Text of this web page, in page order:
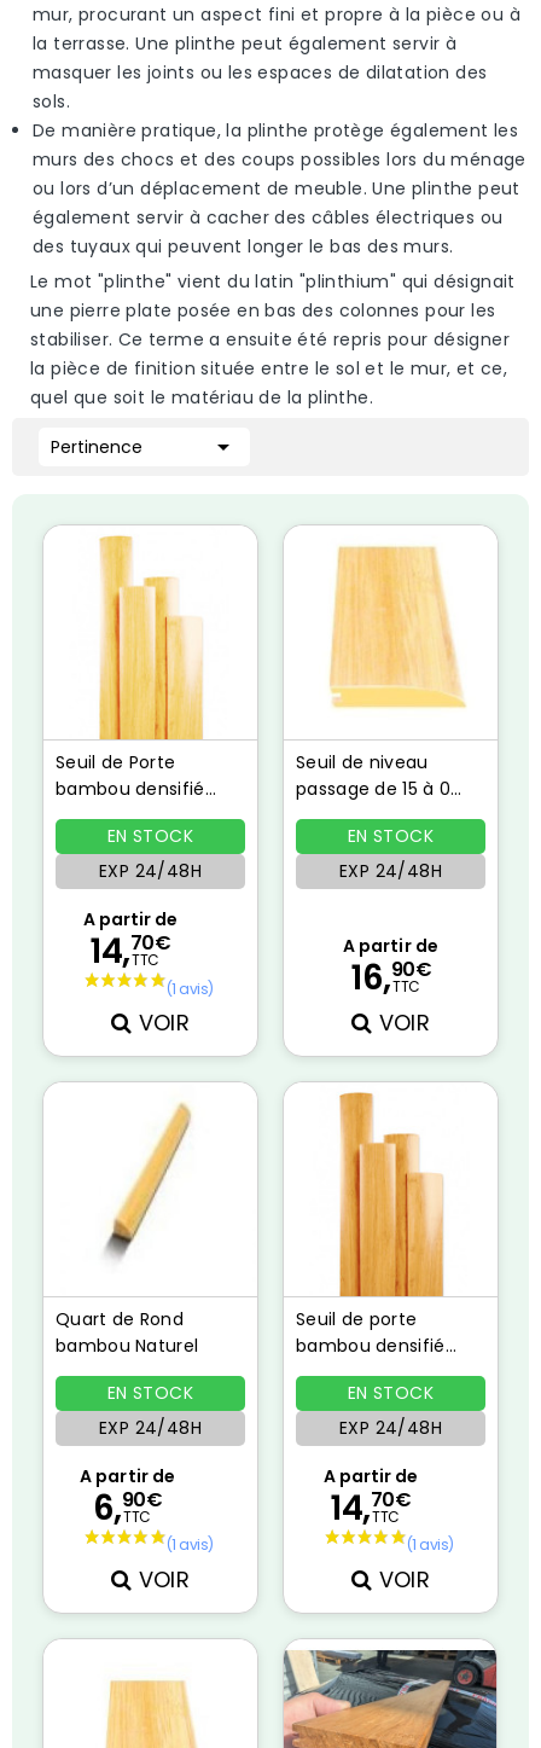
mur, procurant un aspect fini et propre à la pièce ou à
la terrasse. Une plinthe peut également servir à
masquer les joints ou les espaces de dilatation des
sols.
De manière pratique, la plinthe protège également les
murs des chocs et des coups possibles lors du ménage
ou lors d’un déplacement de meuble. Une plinthe peut
également servir à cacher des câbles électriques ou
des tuyaux qui peuvent longer le bas des murs.
Le mot "plinthe" vient du latin "plinthium" qui désignait
une pierre plate posée en bas des colonnes pour les
stabiliser. Ce terme a ensuite été repris pour désigner
la pièce de finition située entre le sol et le mur, et ce,
quel que soit le matériau de la plinthe.
Pertinence 
Seuil de Porte
bambou densifié
naturel
EN STOCK
EXP 24/48H
A partir de
14,70€
TTC
VOIR
Seuil de niveau
passage de 15 à 0
mm horizontal
naturelEN STOCK
EXP 24/48H
A partir de
16,90€
TTC
VOIR
Quart de Rond
bambou Naturel
EN STOCK
EXP 24/48H
A partir de
6,90€
TTC
VOIR
Seuil de porte
bambou densifié
champagne
EN STOCK
EXP 24/48H
A partir de
14,70€
TTC
VOIR